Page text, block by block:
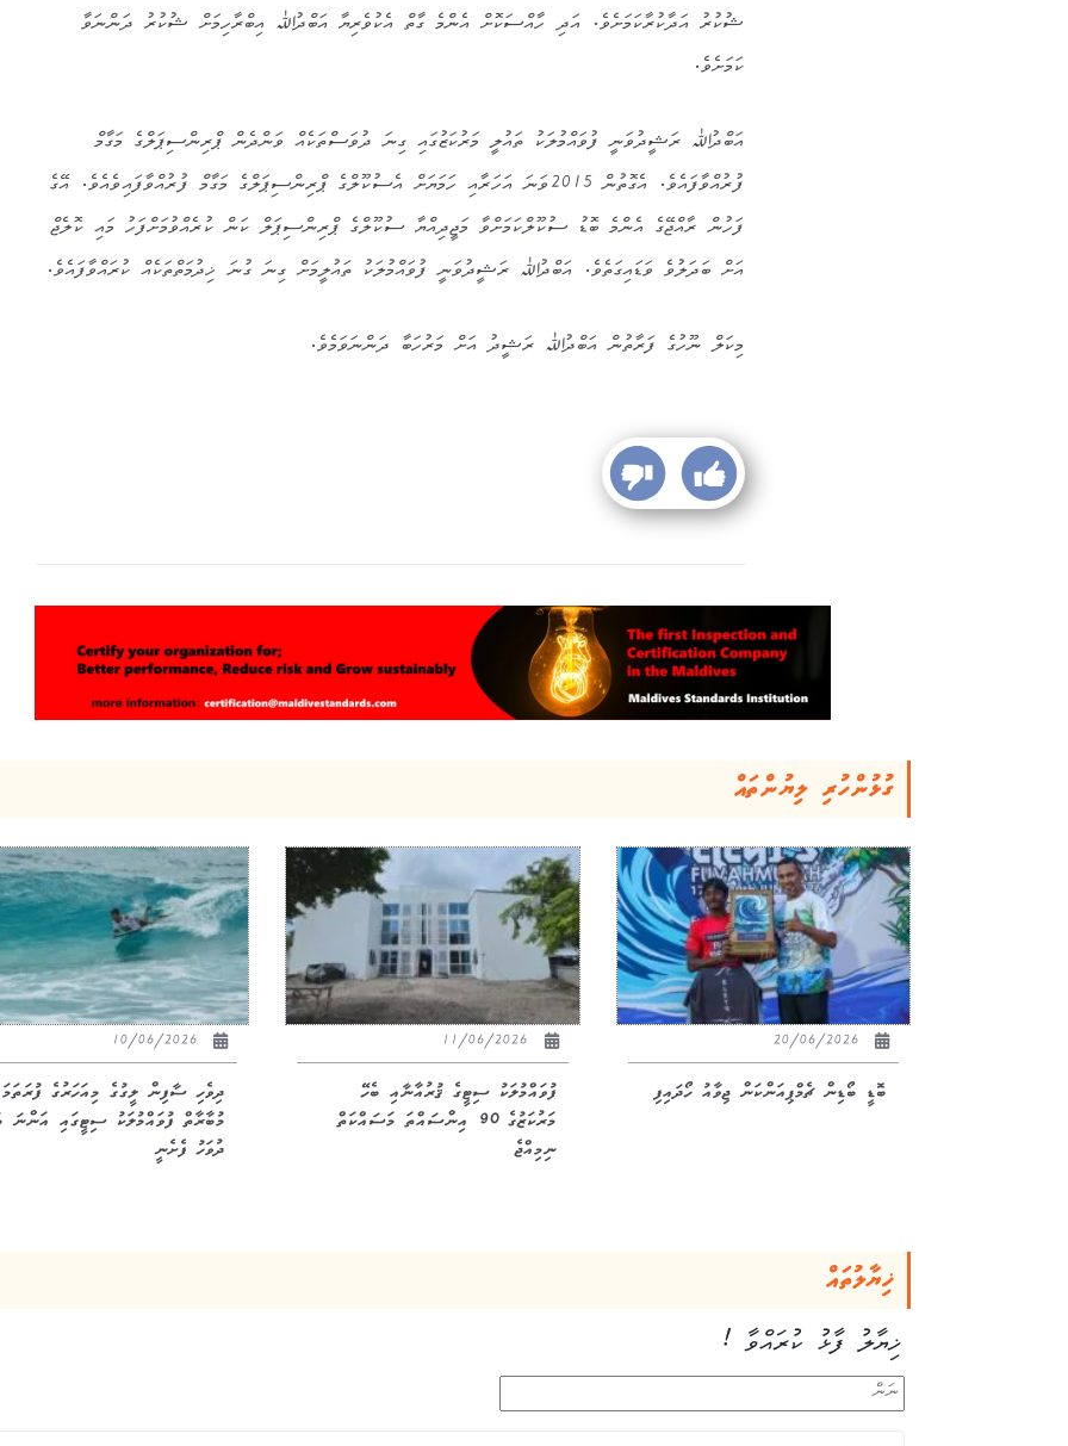
ޝުކުރު އަދާކުރާކަމަށެވެ. އަދި ހާއްސަކޮށް އެންމެ ގާތް އެކުވެރިޔާ އަބްދުﷲ އިބްރާހިމަށް ޝުކުރު ދަންނަވާ
ކަމަށެވެ.
އަބްދުﷲ ރަޝީދުވަނީ ފުވައްމުލަކު ތައުލީ މަރުކަޒުގައި ގިނަ ދުވަސްތަކެއް ވަންދެން ޕްރިންސިޕަލްގެ މަގާމް
ފުރުއްވާފައެވެ. އެގޮތުން 2015ވަނަ އަހަރާއި ހަމަޔަށް އެސުކޫލްގެ ޕްރިންސިޕަލްގެ މަގާމް ފުރުއްވާފައިވެއެވެ. އޭގެ
ފަހުން ރާއްޖޭގެ އެންމެ ބޮޑު ސުކޫލްކަމަށްވާ މަޖީދިއްޔާ ސުކޫލްގެ ޕްރިންސިޕަލް ކަން ކުރެއްވުމަށްފަހު މައި ކޮލެޖް
އަށް ބަދަލުވެ ވަޑައިގަތެވެ. އަބްދުﷲ ރަޝީދުވަނީ ފުވައްމުލަކު ތައުލީމަށް ގިނަ ގުނަ ޚިދުމަތްތަކެއް ކުރައްވާފައެވެ.
މިކަލް ނޫހުގެ ފަރާތުން އަބްދުﷲ ރަޝީދު އަށް މަރުހަބާ ދަންނަވަމެވެ.
ގުޅުންހުރި ލިޔުންތައް
20/06/2026
ބޮޑީ ބޯޑިން ޗެމްޕިއަންކަން ޖިވާއު ހޯދައިފި
ފުވައްމުލަކު ސިޓީގެ ޤުރުއާނާއި ބެހޭ
މަރުކަޒުގެ 90 އިންސައްތަ މަސައްކަތް
ނިމިއްޖެ
10/06/2026
ދިވެހި ސާފިން ލީގުގެ މިއަހަރުގެ ފުރަތަމަ
މުބާރާތް ފުވައްމުލަކު ސިޓީގައި އަންނަ
ދުވަހު ފެށެނީ
ޚިޔާލުތައް
ޚިޔާލު ފާޅު ކުރައްވާ !